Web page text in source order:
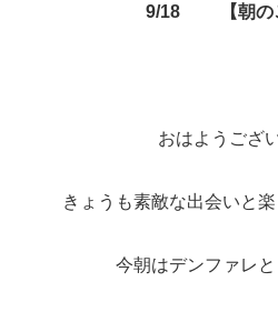
9/18 【朝のご
おはようござ
きょうも素敵な出会いと
今朝はデンファレと